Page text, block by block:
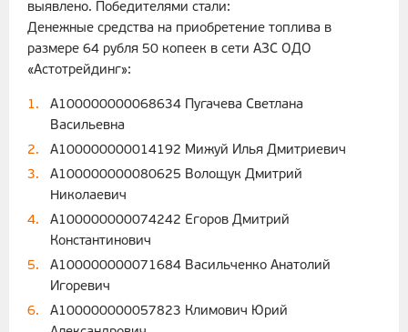
выявлено. Победителями стали:
Денежные средства на приобретение топлива в
размере 64 рубля 50 копеек в сети АЗС ОДО
«Астотрейдинг»:
A100000000068634 Пугачева Светлана
Васильевна
A100000000014192 Мижуй Илья Дмитриевич
A100000000080625 Волощук Дмитрий
Николаевич
A100000000074242 Егоров Дмитрий
Константинович
A100000000071684 Васильченко Анатолий
Игоревич
A100000000057823 Климович Юрий